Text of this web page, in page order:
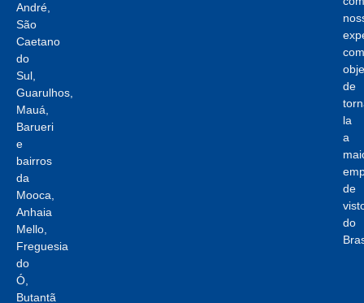
André,
São
Caetano
do
Sul,
Guarulhos,
Mauá,
Barueri
e
bairros
da
Mooca,
Anhaia
Mello,
Freguesia
do
Ó,
Butantã
com
de
la
a
de
do